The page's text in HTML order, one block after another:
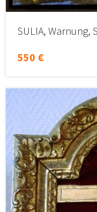
SULIA, Warnung,
550 €